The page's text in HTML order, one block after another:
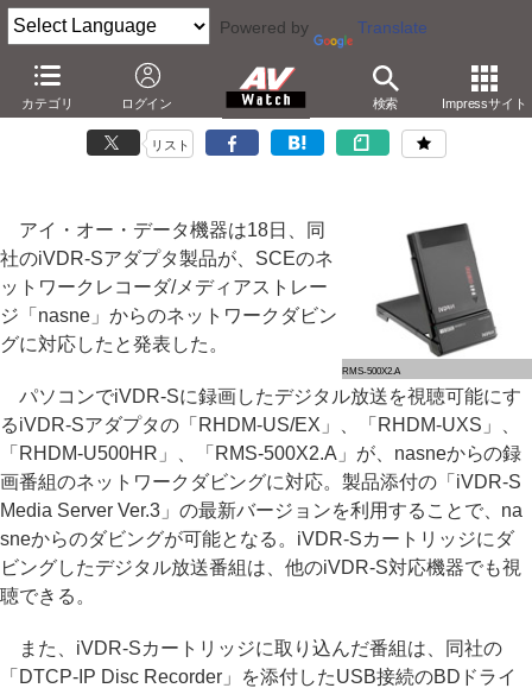
Powered by Translate
カテゴリ ログイン 検索 Impressサイト
アイ・オーのiVDR-Sアダプタがnasneからのダビングに対応
－USB HDDのnasne動作検証も
リスト
RMS-500X2.A
アイ・オー・データ機器は18日、同
社のiVDR-Sアダプタ製品が、SCEのネ
ットワークレコーダ/メディアストレー
ジ「nasne」からのネットワークダビン
グに対応したと発表した。
パソコンでiVDR-Sに録画したデジタル放送を視聴可能にす
るiVDR-Sアダプタの「RHDM-US/EX」、「RHDM-UXS」、
「RHDM-U500HR」、「RMS-500X2.A」が、nasneからの録
画番組のネットワークダビングに対応。製品添付の「iVDR-S
Media Server Ver.3」の最新バージョンを利用することで、na
sneからのダビングが可能となる。iVDR-Sカートリッジにダ
ビングしたデジタル放送番組は、他のiVDR-S対応機器でも視
聴できる。
また、iVDR-Sカートリッジに取り込んだ番組は、同社の
「DTCP-IP Disc Recorder」を添付したUSB接続のBDドライ